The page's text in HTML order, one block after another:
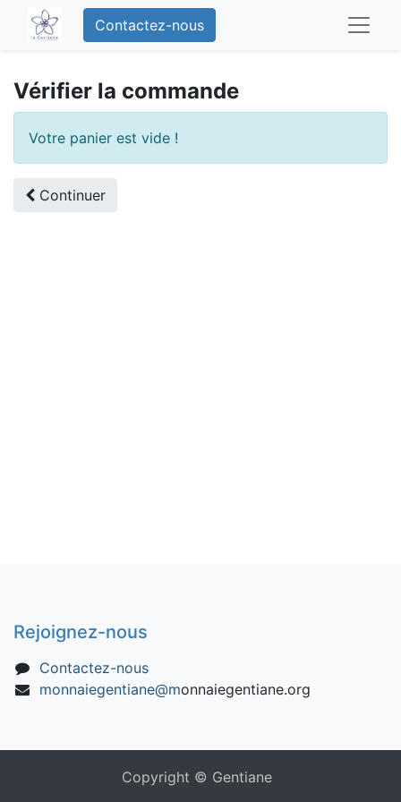
Contactez-nous
Vérifier la commande
Votre panier est vide !
Continuer
Rejoignez-nous
Contactez-nous
monnaiegentiane@monnaiegentiane.org
Copyright © Gentiane